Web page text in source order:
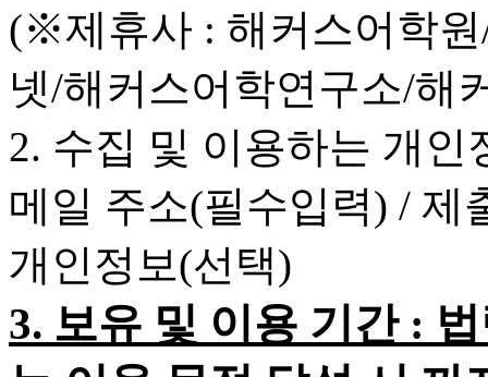
(※제휴사 : 해커스어학
넷/해커스어학연구소/해
2. 수집 및 이용하는 개
메일 주소(필수입력) / 제
개인정보(선택)
3. 보유 및 이용 기간 :